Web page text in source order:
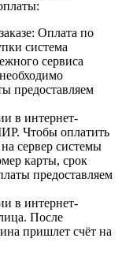
Оплата по
система
сервиса
предоставляем
в интернет-
Чтобы оплатить
сервер системы
карты, срок
предоставляем
в интернет-
После
пришлет счёт на